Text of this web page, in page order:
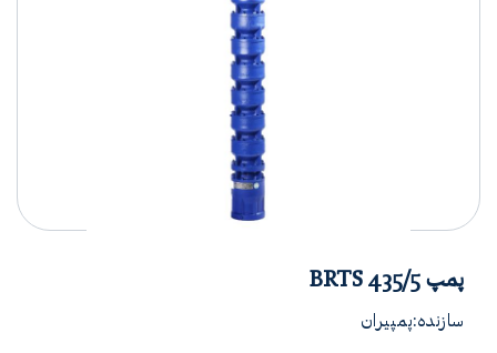
پمپ BRTS 435/5
سازنده:پمپیران